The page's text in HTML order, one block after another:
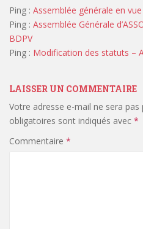
Ping : Assemblée générale en
Ping : Assemblée Générale
BDPV
Ping : Modification des statuts –
LAISSER UN COMMENTAIRE
Votre adresse e-mail ne sera pas
obligatoires sont indiqués avec *
Commentaire *